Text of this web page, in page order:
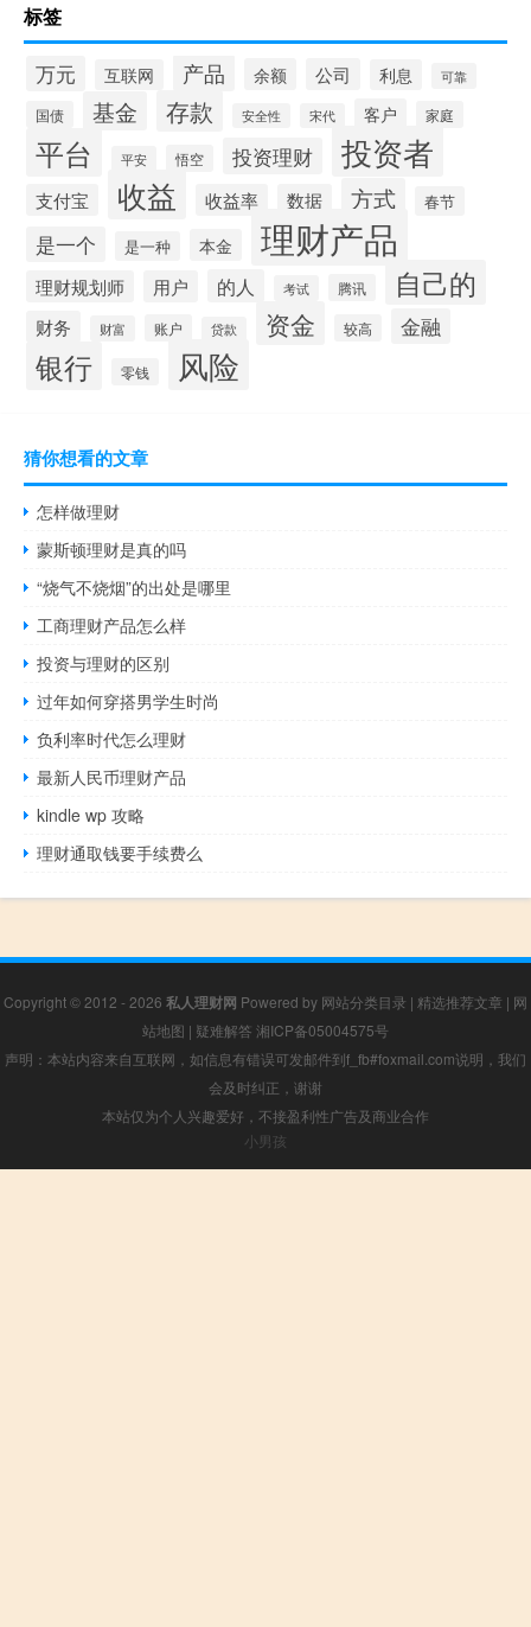
标签
万元 互联网 产品 余额 公司 利息 可靠
国债 基金 存款 安全性 宋代 客户 家庭
平台 平安 悟空 投资理财 投资者
支付宝 收益 收益率 数据 方式 春节
是一个 是一种 本金 理财产品
理财规划师 用户 的人 考试 腾讯 自己的
财务 财富 账户 贷款 资金 较高 金融
银行 零钱 风险
猜你想看的文章
怎样做理财
蒙斯顿理财是真的吗
“烧气不烧烟”的出处是哪里
工商理财产品怎么样
投资与理财的区别
过年如何穿搭男学生时尚
负利率时代怎么理财
最新人民币理财产品
kindle wp 攻略
理财通取钱要手续费么
Copyright © 2012 - 2026 私人理财网 Powered by 网站分类目录 | 精选推荐文章 | 网
站地图 | 疑难解答 湘ICP备05004575号
声明：本站内容来自互联网，如信息有错误可发邮件到f_fb#foxmail.com说明，我们
会及时纠正，谢谢
本站仅为个人兴趣爱好，不接盈利性广告及商业合作
小男孩